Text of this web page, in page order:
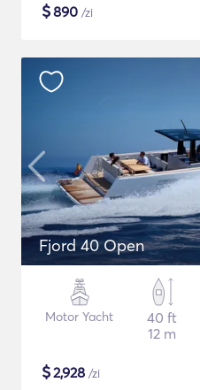
$890 /zi
Fjord 40 Open
Motor Yacht
40 ft
12 m
$2,928 /zi